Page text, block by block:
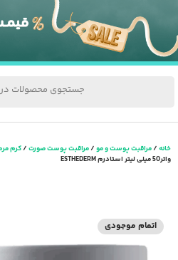
جستجوی محصولات در
خانه/مراقبت پوست و مو/مراقبت پوست صورت/کرم
واتر50 میلی لیتر استادرم ESTHEDERM
اتمام موجودی